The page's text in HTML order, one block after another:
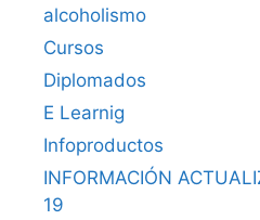
alcoholismo
Cursos
Diplomados
E Learnig
Infoproductos
INFORMACIÓN
19